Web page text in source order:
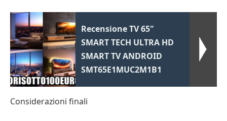
Recensione TV 65"
SMART TECH ULTRA HD
SMART TV ANDROID
SMT65E1MUC2M1B1
Considerazioni finali